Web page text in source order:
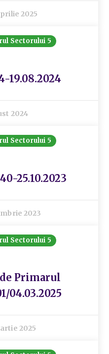
2025
Sectorului 5
19.08.2024
2024
Sectorului 5
25.10.2023
2023
Sectorului 5
Primarul
04.03.2025
2025